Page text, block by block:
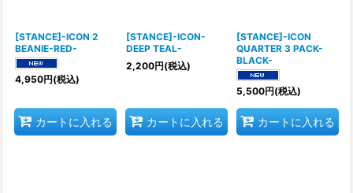
[STANCE]-ICON 2
BEANIE-RED-
4,950円(税込)
カートに入れる
[STANCE]-ICON-
DEEP TEAL-
2,200円(税込)
カートに入れる
[STANCE]-ICON
QUARTER 3 PACK-
BLACK-
5,500円(税込)
カートに入れる